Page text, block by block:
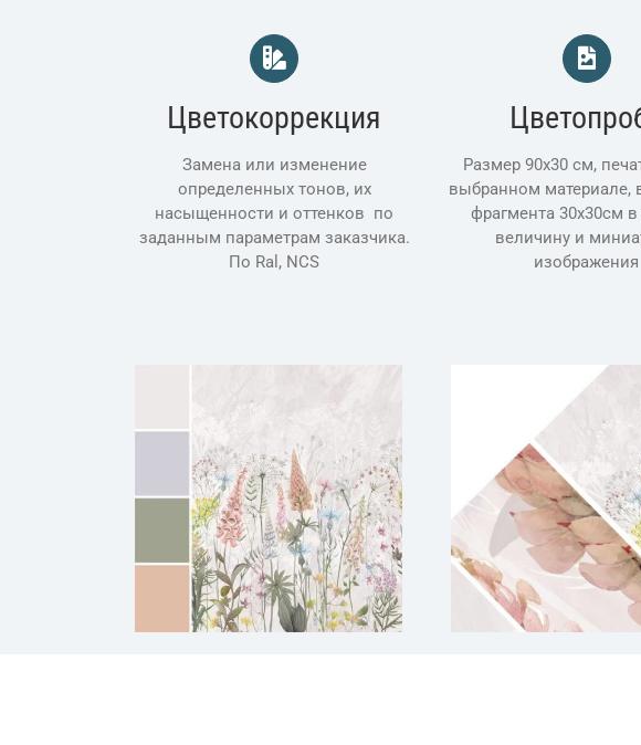
заказ москва, фрески на стену на заказ, фрески заказать в
Цветокоррекция
Замена или изменение
определенных тонов, их
насыщенности и оттенков по
заданным параметрам заказчика.
По Ral, NCS
Размер 90х30 см,
выбранном материале,
фрагмента 30х30см
величину и
изображения